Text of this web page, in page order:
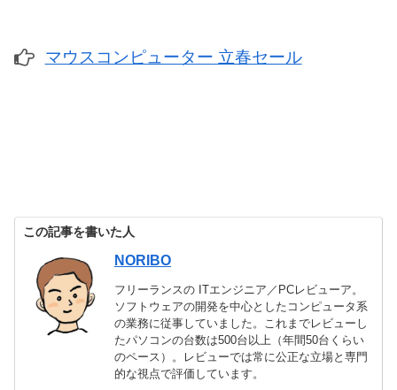
マウスコンピューター 立春セール
この記事を書いた人
NORIBO
フリーランスの ITエンジニア／PCレビューア。
ソフトウェアの開発を中心としたコンピュータ系
の業務に従事していました。これまでレビューし
たパソコンの台数は500台以上（年間50台くらい
のペース）。レビューでは常に公正な立場と専門
的な視点で評価しています。